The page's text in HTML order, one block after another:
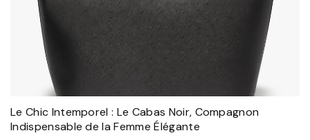
Le Chic Intemporel : Le Cabas Noir, Compagnon
Indispensable de la Femme Élégante